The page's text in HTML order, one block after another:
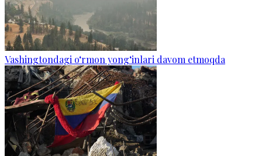
Vashingtondagi o‘rmon yong‘inlari davom etmoqda